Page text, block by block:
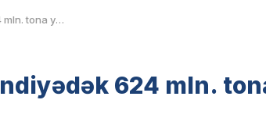
AÇG və “Şahdəniz”dən indiyədək 624 mln. tona yaxın neft hasil edilib
624 mln.